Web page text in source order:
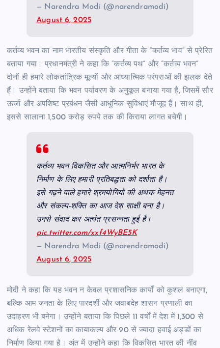
— Narendra Modi (@narendramodi)
August 6, 2025
कर्तव्य भवन का नाम भारतीय संस्कृति और गीता के “कर्तव्य भाव” से प्रेरित
बताया गया। प्रधानमंत्री ने कहा कि “कर्तव्य पथ” और “कर्तव्य भवन”
दोनों ही हमारे लोकतांत्रिक मूल्यों और आध्यात्मिक परंपराओं की झलक देते
हैं। उन्होंने बताया कि भवन पर्यावरण के अनुकूल बनाया गया है, जिसमें सौर
ऊर्जा और अपशिष्ट प्रबंधन जैसी आधुनिक सुविधाएं मौजूद हैं। साथ ही,
इससे सालाना 1,500 करोड़ रुपये तक की किराया लागत बचेगी।
कर्तव्य भवन विकसित और आत्मनिर्भर भारत के
निर्माण के लिए हमारी प्रतिबद्धता को दर्शाता है।
इसे गढ़ने वाले हमारे श्रमयोगियों की अथक मेहनत
और संकल्प-शक्ति का आज देश साक्षी बना है।
उनसे संवाद कर अत्यंत प्रसन्नता हुई है।
pic.twitter.com/xxf4WyBE5K
— Narendra Modi (@narendramodi)
August 6, 2025
मोदी ने कहा कि यह भवन न केवल प्रशासनिक कार्यों को कुशल बनाएगा,
बल्कि आम जनता के लिए पारदर्शी और जवाबदेह शासन प्रणाली का
उदाहरण भी बनेगा। उन्होंने बताया कि पिछले 11 वर्षों में देश में 1,300 से
अधिक रेलवे स्टेशनों का कायाकल्प और 90 से ज्यादा हवाई अड्डों का
निर्माण किया गया है। अंत में उन्होंने कहा कि विकसित भारत की नींव